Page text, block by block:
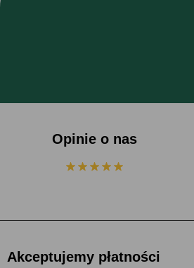
Opinie o nas
Akceptujemy płatności